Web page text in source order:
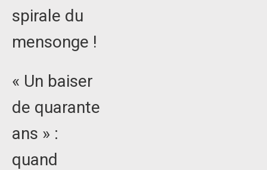
spirale du
mensonge !
« Un baiser
de quarante
ans » :
quand